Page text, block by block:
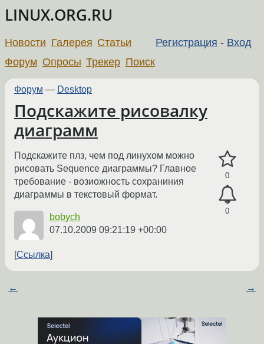
LINUX.ORG.RU
Регистрация - Вход
Новости Галерея Статьи
Форум Опросы Трекер Поиск
Форум — Desktop
Подскажите рисовалку
диаграмм
0
0
Подскажите плз, чем под линухом можно
рисовать Sequence диаграммы? Главное
требование - возиожность сохраниния
диаграммы в текстовый формат.
bobych
07.10.2009 09:21:19 +00:00
Ссылка
← →